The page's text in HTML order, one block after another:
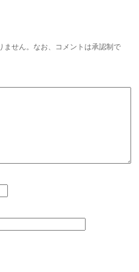
ません。なお、コメントは承認制で